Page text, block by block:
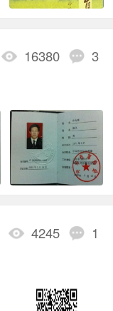
16380 3
4245 1